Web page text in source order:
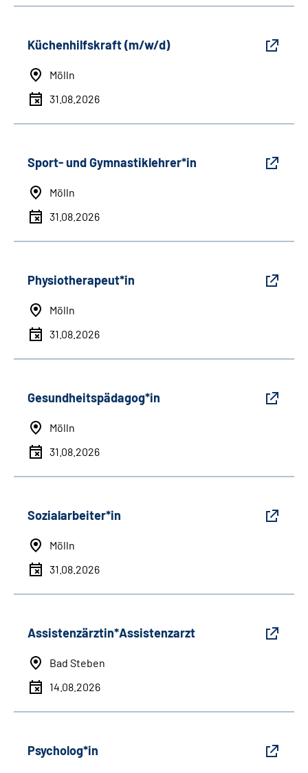
Küchenhilfskraft (m/w/d)
Mölln
31.08.2026
Sport- und Gymnastiklehrer*in
Mölln
31.08.2026
Physiotherapeut*in
Mölln
31.08.2026
Gesundheitspädagog*in
Mölln
31.08.2026
Sozialarbeiter*in
Mölln
31.08.2026
Assistenzärztin*Assistenzarzt
Bad Steben
14.08.2026
Psycholog*in